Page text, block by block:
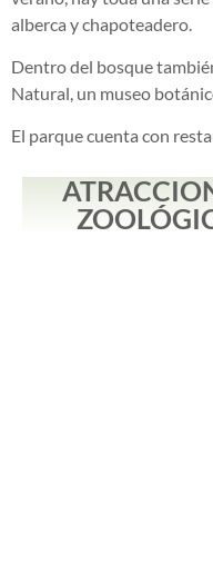
alberca y chapoteadero.
Dentro del bosque
Natural, un museo
El parque cuenta con